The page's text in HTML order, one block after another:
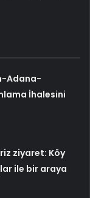
Adana-
İhalesini
ziyaret: Köy
ile bir araya